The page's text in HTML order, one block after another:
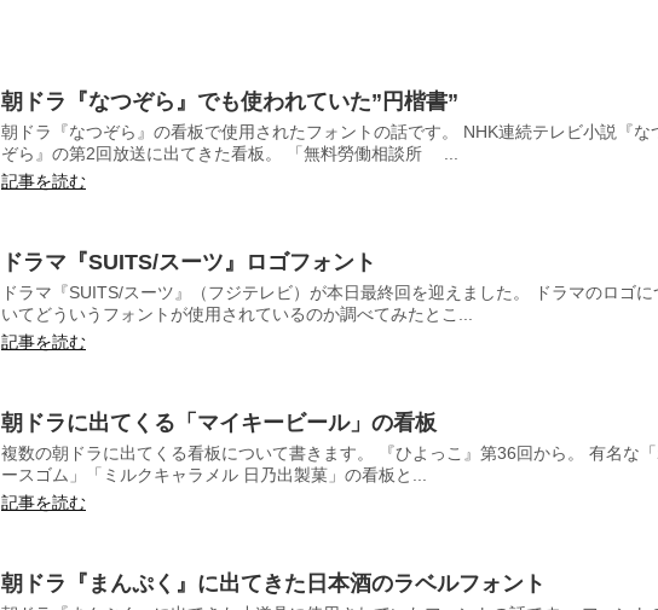
朝ドラ『なつぞら』でも使われていた”円楷書”
朝ドラ『なつぞら』の看板で使用されたフォントの話です。 NHK連続テレビ小説『な
ぞら』の第2回放送に出てきた看板。 「無料勞働相談所 ...
記事を読む
ドラマ『SUITS/スーツ』ロゴフォント
ドラマ『SUITS/スーツ』（フジテレビ）が本日最終回を迎えました。 ドラマのロゴに
いてどういうフォントが使用されているのか調べてみたとこ...
記事を読む
朝ドラに出てくる「マイキービール」の看板
複数の朝ドラに出てくる看板について書きます。 『ひよっこ』第36回から。 有名な
ースゴム」「ミルクキャラメル 日乃出製菓」の看板と...
記事を読む
朝ドラ『まんぷく』に出てきた日本酒のラベルフォント